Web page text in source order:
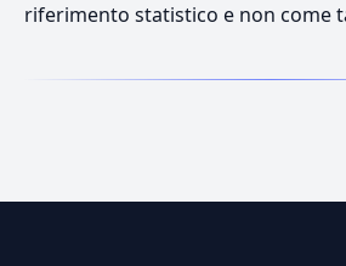
riferimento statistico e non come